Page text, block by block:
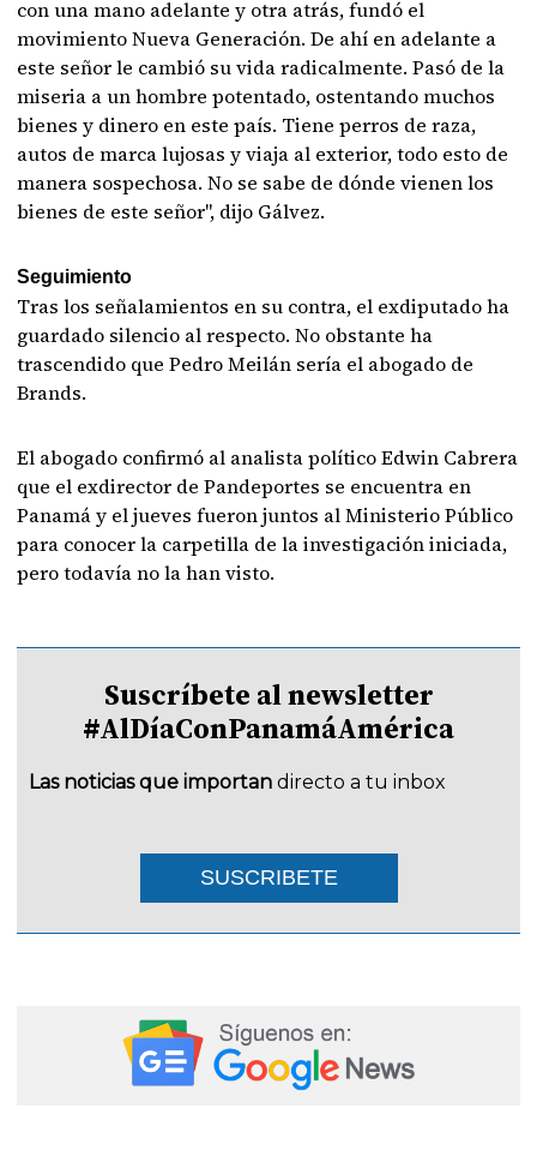
con una mano adelante y otra atrás, fundó el
movimiento Nueva Generación. De ahí en adelante a
este señor le cambió su vida radicalmente. Pasó de la
miseria a un hombre potentado, ostentando muchos
bienes y dinero en este país. Tiene perros de raza,
autos de marca lujosas y viaja al exterior, todo esto de
manera sospechosa. No se sabe de dónde vienen los
bienes de este señor", dijo Gálvez.
Seguimiento
Tras los señalamientos en su contra, el exdiputado ha
guardado silencio al respecto. No obstante ha
trascendido que Pedro Meilán sería el abogado de
Brands.
El abogado confirmó al analista político Edwin Cabrera
que el exdirector de Pandeportes se encuentra en
Panamá y el jueves fueron juntos al Ministerio Público
para conocer la carpetilla de la investigación iniciada,
pero todavía no la han visto.
Suscríbete al newsletter
#AlDíaConPanamáAmérica
Las noticias que importan directo a tu inbox
SUSCRIBETE